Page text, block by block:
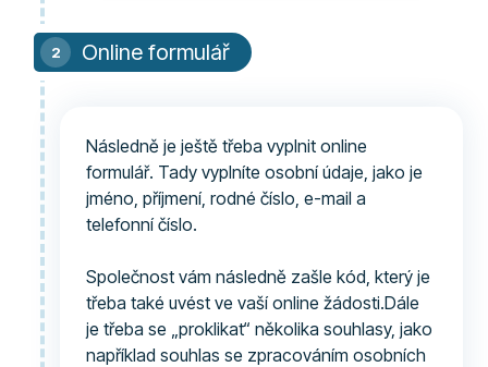
Online formulář
Následně je ještě třeba vyplnit online
formulář. Tady vyplníte osobní údaje, jako je
jméno, příjmení, rodné číslo, e-mail a
telefonní číslo.
Společnost vám následně zašle kód, který je
třeba také uvést ve vaší online žádosti.Dále
je třeba se „proklikat“ několika souhlasy, jako
například souhlas se zpracováním osobních